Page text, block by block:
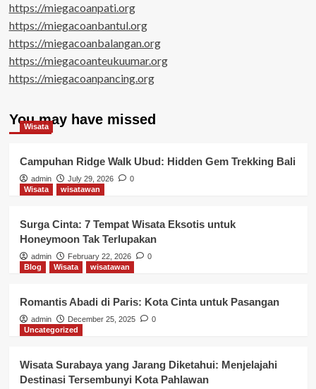
https://miegacoanpati.org
https://miegacoanbantul.org
https://miegacoanbalangan.org
https://miegacoanteukuumar.org
https://miegacoanpancing.org
You may have missed
Wisata
Campuhan Ridge Walk Ubud: Hidden Gem Trekking Bali
admin July 29, 2026
0
Wisata
wisatawan
Surga Cinta: 7 Tempat Wisata Eksotis untuk
Honeymoon Tak Terlupakan
admin February 22, 2026
0
Blog
Wisata wisatawan
Romantis Abadi di Paris: Kota Cinta untuk Pasangan
admin December 25, 2025
0
Uncategorized
Wisata Surabaya yang Jarang Diketahui: Menjelajahi
Destinasi Tersembunyi Kota Pahlawan